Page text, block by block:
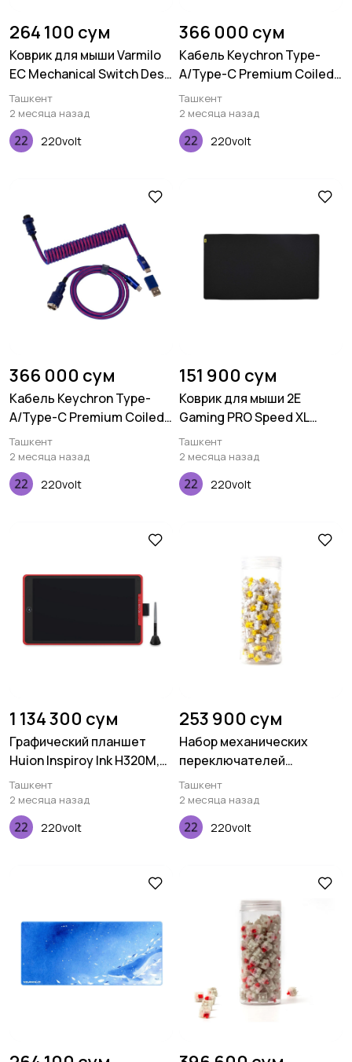
264 100 сум
Коврик для мыши Varmilo
EC Mechanical Switch Desk
Mat XL (900х400х3мм)
Ташкент
2 месяца назад
220volt
366 000 сум
Кабель Keychron Type-
A/Type-C Premium Coiled
Aviator, Cable-Angled,
Purple
Ташкент
2 месяца назад
220volt
366 000 сум
Кабель Keychron Type-
A/Type-C Premium Coiled
Aviator, Cable-Straight,
Purple
Ташкент
2 месяца назад
220volt
151 900 сум
Коврик для мыши 2E
Gaming PRO Speed XL
Black (800*450*3мм)
Ташкент
2 месяца назад
220volt
1 134 300 сум
Графический планшет
Huion Inspiroy Ink H320M,
Coral red
Ташкент
2 месяца назад
220volt
253 900 сум
Набор механических
переключателей
Keychron K Pro Yellow, 110
pcs
Ташкент
2 месяца назад
220volt